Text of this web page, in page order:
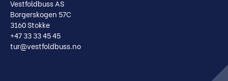
Vestfoldbuss AS
Borgerskogen 57C
3160 Stokke
+47 33 33 45 45
tur@vestfoldbuss.no